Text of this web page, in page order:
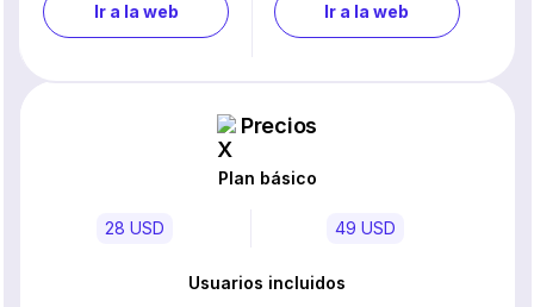
Ir a la web Ir a la web
Precios
Plan básico
28 USD 49 USD
Usuarios incluidos